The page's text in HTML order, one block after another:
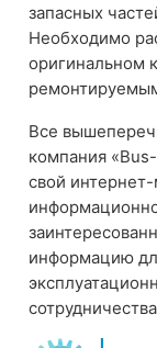
запасных
Необходимо
оригинальном
Все
компания
свой
информацию